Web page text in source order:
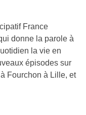
France
donne la parole à
la vie en
épisodes sur
Fourchon à Lille, et